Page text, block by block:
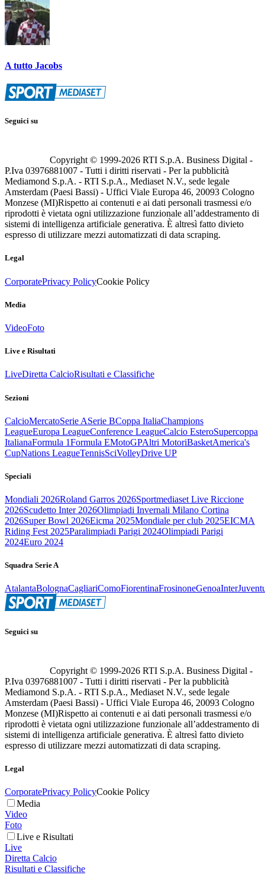
A tutto Jacobs
Seguici su
Copyright © 1999-2026 RTI S.p.A. Business Digital -
P.Iva 03976881007 - Tutti i diritti riservati - Per la pubblicità
Mediamond S.p.A. - RTI S.p.A., Mediaset N.V., sede legale
Amsterdam (Paesi Bassi) - Uffici Viale Europa 46, 20093 Cologno
Monzese (MI)Rispetto ai contenuti e ai dati personali trasmessi e/o
riprodotti è vietata ogni utilizzazione funzionale all’addestramento di
sistemi di intelligenza artificiale generativa. È altresì fatto divieto
espresso di utilizzare mezzi automatizzati di data scraping.
Legal
CorporatePrivacy PolicyCookie Policy
Media
VideoFoto
Live e Risultati
LiveDiretta CalcioRisultati e Classifiche
Sezioni
CalcioMercatoSerie ASerie BCoppa ItaliaChampions
LeagueEuropa LeagueConference LeagueCalcio EsteroSupercoppa
ItalianaFormula 1Formula EMotoGPAltri MotoriBasketAmerica's
CupNations LeagueTennisSciVolleyDrive UP
Speciali
Mondiali 2026Roland Garros 2026Sportmediaset Live Riccione
2026Scudetto Inter 2026Olimpiadi Invernali Milano Cortina
2026Super Bowl 2026Eicma 2025Mondiale per club 2025EICMA
Riding Fest 2025Paralimpiadi Parigi 2024Olimpiadi Parigi
2024Euro 2024
Squadra Serie A
AtalantaBolognaCagliariComoFiorentinaFrosinoneGenoaInter
Seguici su
Copyright © 1999-2026 RTI S.p.A. Business Digital -
P.Iva 03976881007 - Tutti i diritti riservati - Per la pubblicità
Mediamond S.p.A. - RTI S.p.A., Mediaset N.V., sede legale
Amsterdam (Paesi Bassi) - Uffici Viale Europa 46, 20093 Cologno
Monzese (MI)Rispetto ai contenuti e ai dati personali trasmessi e/o
riprodotti è vietata ogni utilizzazione funzionale all’addestramento di
sistemi di intelligenza artificiale generativa. È altresì fatto divieto
espresso di utilizzare mezzi automatizzati di data scraping.
Legal
CorporatePrivacy PolicyCookie Policy
Media
Video
Foto
Live e Risultati
Live
Diretta Calcio
Risultati e Classifiche